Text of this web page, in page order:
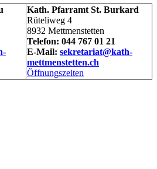
Kath. Pfarramt St. Burkard
Rüteliweg 4
8932 Mettmenstetten
Telefon: 044 767 01 21
E-Mail: sekretariat@kath-
mettmenstetten.ch
Öffnungszeiten